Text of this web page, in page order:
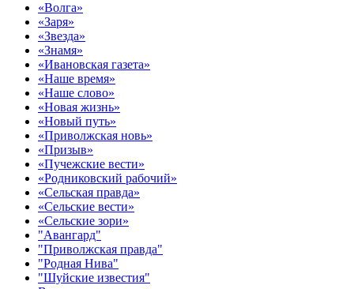
«Волга»
«Заря»
«Звезда»
«Знамя»
«Ивановская газета»
«Наше время»
«Наше слово»
«Новая жизнь»
«Новый путь»
«Приволжская новь»
«Призыв»
«Пучежские вести»
«Родниковский рабочий»
«Сельская правда»
«Сельские вести»
«Сельские зори»
"Авангард"
"Приволжская правда"
"Родная Нива"
"Шуйские известия"